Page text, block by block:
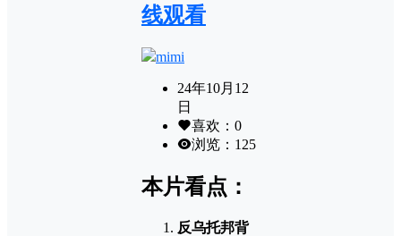
线观看
mimi
24年10月12
日
喜欢： 0
浏览： 125
本片看点：
反乌托邦背